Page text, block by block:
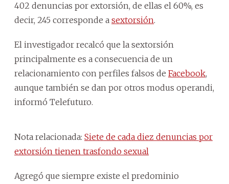
402 denuncias por extorsión, de ellas el 60%, es
decir, 245 corresponde a sextorsión.
El investigador recalcó que la sextorsión
principalmente es a consecuencia de un
relacionamiento con perfiles falsos de Facebook,
aunque también se dan por otros modus operandi,
informó Telefuturo.
Nota relacionada: Siete de cada diez denuncias por
extorsión tienen trasfondo sexual
Agregó que siempre existe el predominio